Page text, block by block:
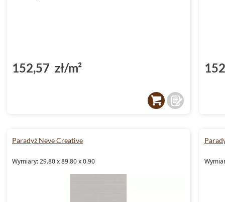
152,57 zł/m²
Paradyż Neve Creative
Wymiary: 29.80 x 89.80 x 0.90